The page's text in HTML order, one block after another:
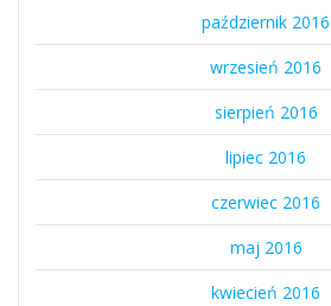
październik 2016
wrzesień 2016
sierpień 2016
lipiec 2016
czerwiec 2016
maj 2016
kwiecień 2016